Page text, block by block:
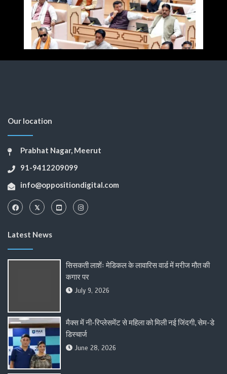
Our location
Prabhat Nagar, Meerut
91-9412209099
info@oppositiondigital.com
Latest News
सिसकती लाशेंः मेडिकल के लावारिस वार्ड में मरीज मौत की
कगार पर
July 9, 2026
मैक्स में नी-रिप्लेसमेंट से महिला को मिली नई जिंदगी, सेम-डे
डिस्चार्ज
June 28, 2026